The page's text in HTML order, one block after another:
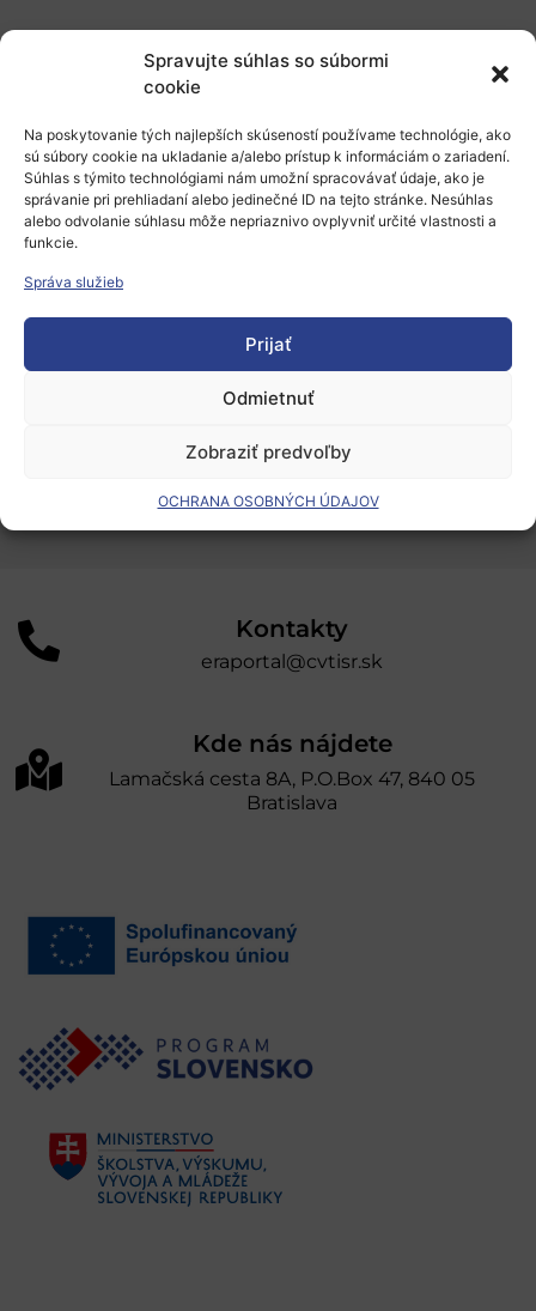
Spravujte súhlas so súbormi
cookie
Na poskytovanie tých najlepších skúseností používame technológie, ako
sú súbory cookie na ukladanie a/alebo prístup k informáciám o zariadení.
Súhlas s týmito technológiami nám umožní spracovávať údaje, ako je
správanie pri prehliadaní alebo jedinečné ID na tejto stránke. Nesúhlas
alebo odvolanie súhlasu môže nepriaznivo ovplyvniť určité vlastnosti a
funkcie.
Správa služieb
Prijať
Odmietnuť
Zobraziť predvoľby
OCHRANA OSOBNÝCH ÚDAJOV
Európsky výskumný priestor
Oblasti našej podpory
Odber noviniek
úniou v rámci Programu Slovensko. Portál
informácií SR“
Kontakty
eraportal@cvtisr.sk
Kde nás nájdete
Lamačská cesta 8A, P.O.Box 47, 840 05
Bratislava